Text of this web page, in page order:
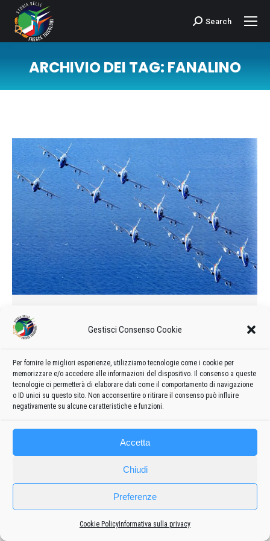
Gestisci Consenso Cookie
Per fornire le migliori esperienze, utilizziamo tecnologie come i cookie per
memorizzare e/o accedere alle informazioni del dispositivo. Il consenso a queste
tecnologie ci permetterà di elaborare dati come il comportamento di navigazione
o ID unici su questo sito. Non acconsentire o ritirare il consenso può influire
negativamente su alcune caratteristiche e funzioni.
Accetta
Chiudi
Preferenze
Cookie Policy Informativa sulla privacy
Cerca:Search
ARCHIVIO DEI TAG:FANALINO
I ruoli dei piloti nella formazione
delle Frecce Tricolori
I ruoli dei piloti nella formazione delle Frecce Tricolori
Frecce
Privacy policy-Cookie policy